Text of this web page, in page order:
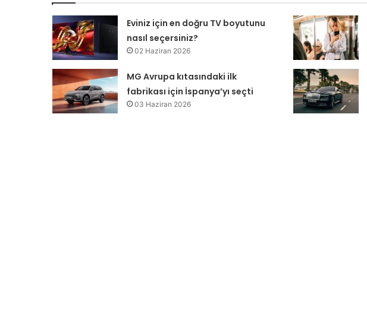
Eviniz için en doğru TV boyutunu
nasıl seçersiniz?
02 Haziran 2026
MG Avrupa kıtasındaki ilk
fabrikası için İspanya’yı seçti
03 Haziran 2026